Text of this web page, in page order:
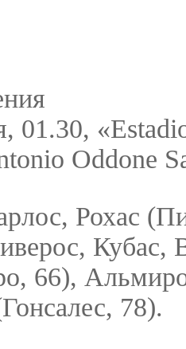
01.30,
Oddone
Рохас
Кубас,
66),
78).